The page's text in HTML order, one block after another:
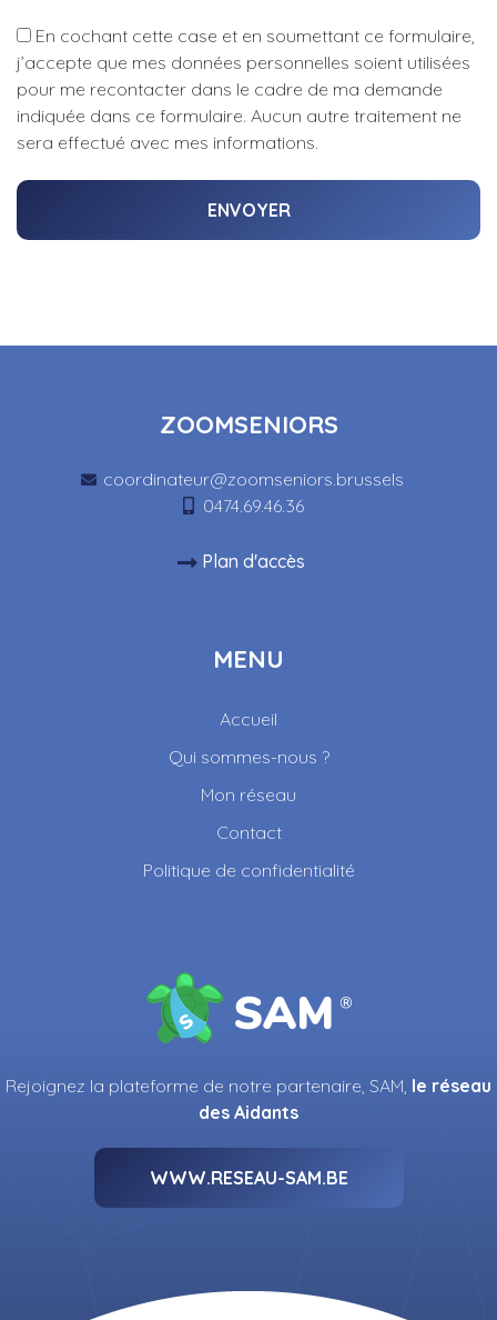
En cochant cette case et en soumettant ce formulaire,
j’accepte que mes données personnelles soient utilisées
pour me recontacter dans le cadre de ma demande
indiquée dans ce formulaire. Aucun autre traitement ne
sera effectué avec mes informations.
ZOOMSENIORS
coordinateur@zoomseniors.brussels
0474.69.46.36
Plan d'accès
MENU
Accueil
Qui sommes-nous ?
Mon réseau
Contact
Politique de confidentialité
Rejoignez la plateforme de notre partenaire, SAM, le réseau
des Aidants
WWW.RESEAU-SAM.BE